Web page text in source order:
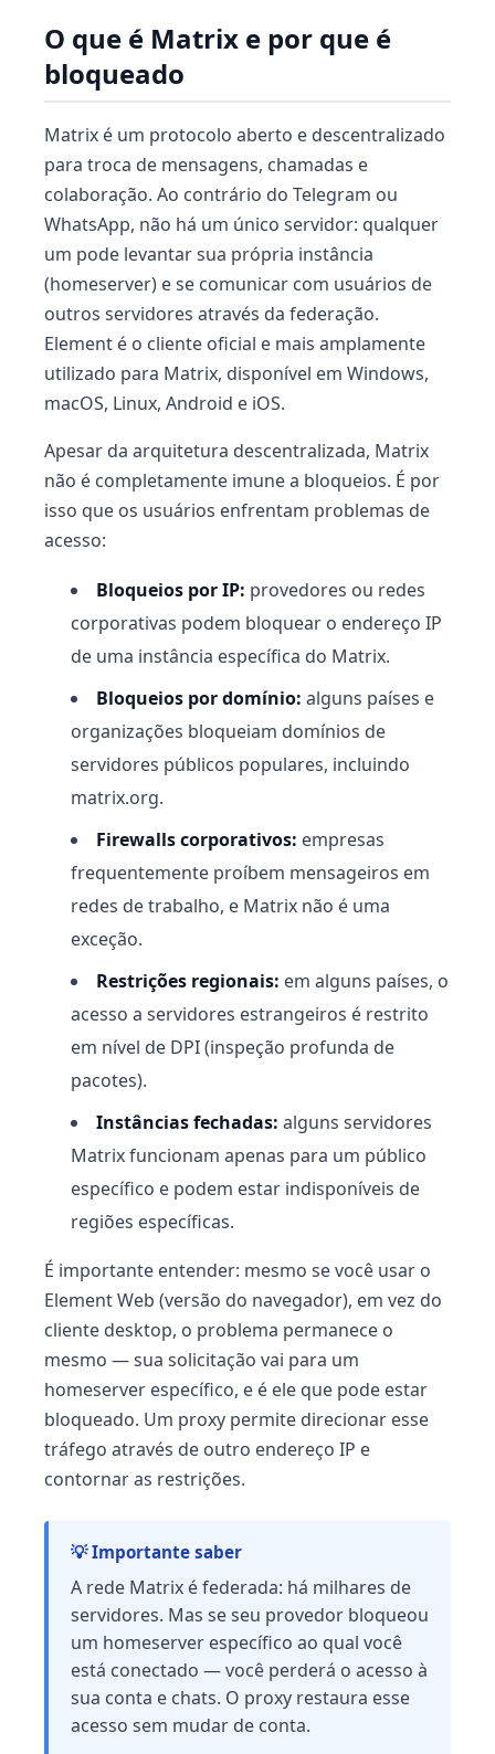
O que é Matrix e por que é
bloqueado
Matrix é um protocolo aberto e descentralizado
para troca de mensagens, chamadas e
colaboração. Ao contrário do Telegram ou
WhatsApp, não há um único servidor: qualquer
um pode levantar sua própria instância
(homeserver) e se comunicar com usuários de
outros servidores através da federação.
Element é o cliente oficial e mais amplamente
utilizado para Matrix, disponível em Windows,
macOS, Linux, Android e iOS.
Apesar da arquitetura descentralizada, Matrix
não é completamente imune a bloqueios. É por
isso que os usuários enfrentam problemas de
acesso:
Bloqueios por IP: provedores ou redes
corporativas podem bloquear o endereço IP
de uma instância específica do Matrix.
Bloqueios por domínio: alguns países e
organizações bloqueiam domínios de
servidores públicos populares, incluindo
matrix.org.
Firewalls corporativos: empresas
frequentemente proíbem mensageiros em
redes de trabalho, e Matrix não é uma
exceção.
Restrições regionais: em alguns países, o
acesso a servidores estrangeiros é restrito
em nível de DPI (inspeção profunda de
pacotes).
Instâncias fechadas: alguns servidores
Matrix funcionam apenas para um público
específico e podem estar indisponíveis de
regiões específicas.
É importante entender: mesmo se você usar o
Element Web (versão do navegador), em vez do
cliente desktop, o problema permanece o
mesmo — sua solicitação vai para um
homeserver específico, e é ele que pode estar
bloqueado. Um proxy permite direcionar esse
tráfego através de outro endereço IP e
contornar as restrições.
💡 Importante saber
A rede Matrix é federada: há milhares de
servidores. Mas se seu provedor bloqueou
um homeserver específico ao qual você
está conectado — você perderá o acesso à
sua conta e chats. O proxy restaura esse
acesso sem mudar de conta.